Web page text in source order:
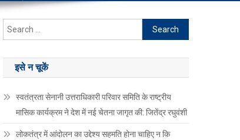
Search
for:
इसे न चूकें
स्वतंत्रता सेनानी उत्तराधिकारी परिवार समिति के राष्ट्रीय
मासिक कार्यक्रम ने देश में नई चेतना जागृत की: जितेंद्र रघुवंशी
लोकतंत्र में आंदोलन का उद्देश्य सहमति होना चाहिए न कि